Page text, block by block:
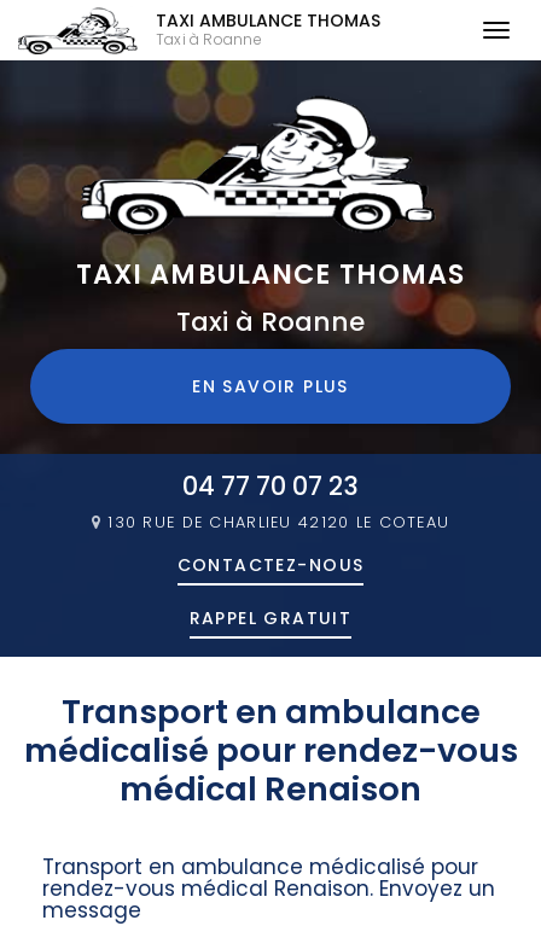
principal
TAXI AMBULANCE THOMAS
Taxi à Roanne
TAXI AMBULANCE THOMAS
Taxi à Roanne
EN SAVOIR PLUS
04 77 70 07 23
130 RUE DE CHARLIEU 42120 LE COTEAU
CONTACTEZ- NOUS
RAPPEL GRATUIT
Transport en ambulance
médicalisé pour rendez-vous
médical Renaison
Transport en ambulance médicalisé pour
rendez-vous médical Renaison. Envoyez un
message